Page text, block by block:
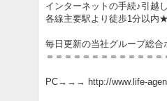
インターネットの手続♪引越
各線主要駅より徒歩1分以内★
毎日更新の当社グループ総合
＝＝＝＝＝＝＝＝＝＝＝＝＝
PC→→→ http://www.life-